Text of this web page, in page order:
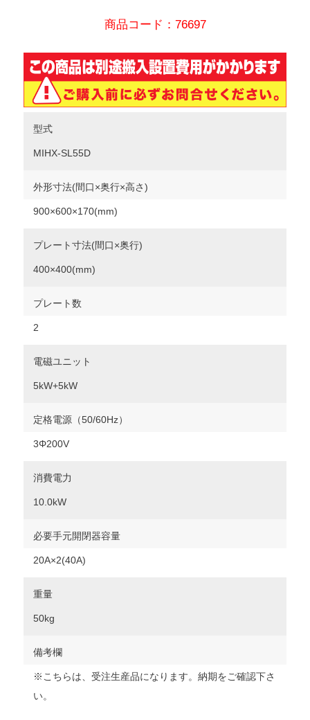
商品コード：76697
型式
MIHX-SL55D
外形寸法(間口×奥行×高さ)
900×600×170(mm)
プレート寸法(間口×奥行)
400×400(mm)
プレート数
2
電磁ユニット
5kW+5kW
定格電源（50/60Hz）
3Φ200V
消費電力
10.0kW
必要手元開閉器容量
20A×2(40A)
重量
50kg
備考欄
※こちらは、受注生産品になります。納期をご確認下さ
い。